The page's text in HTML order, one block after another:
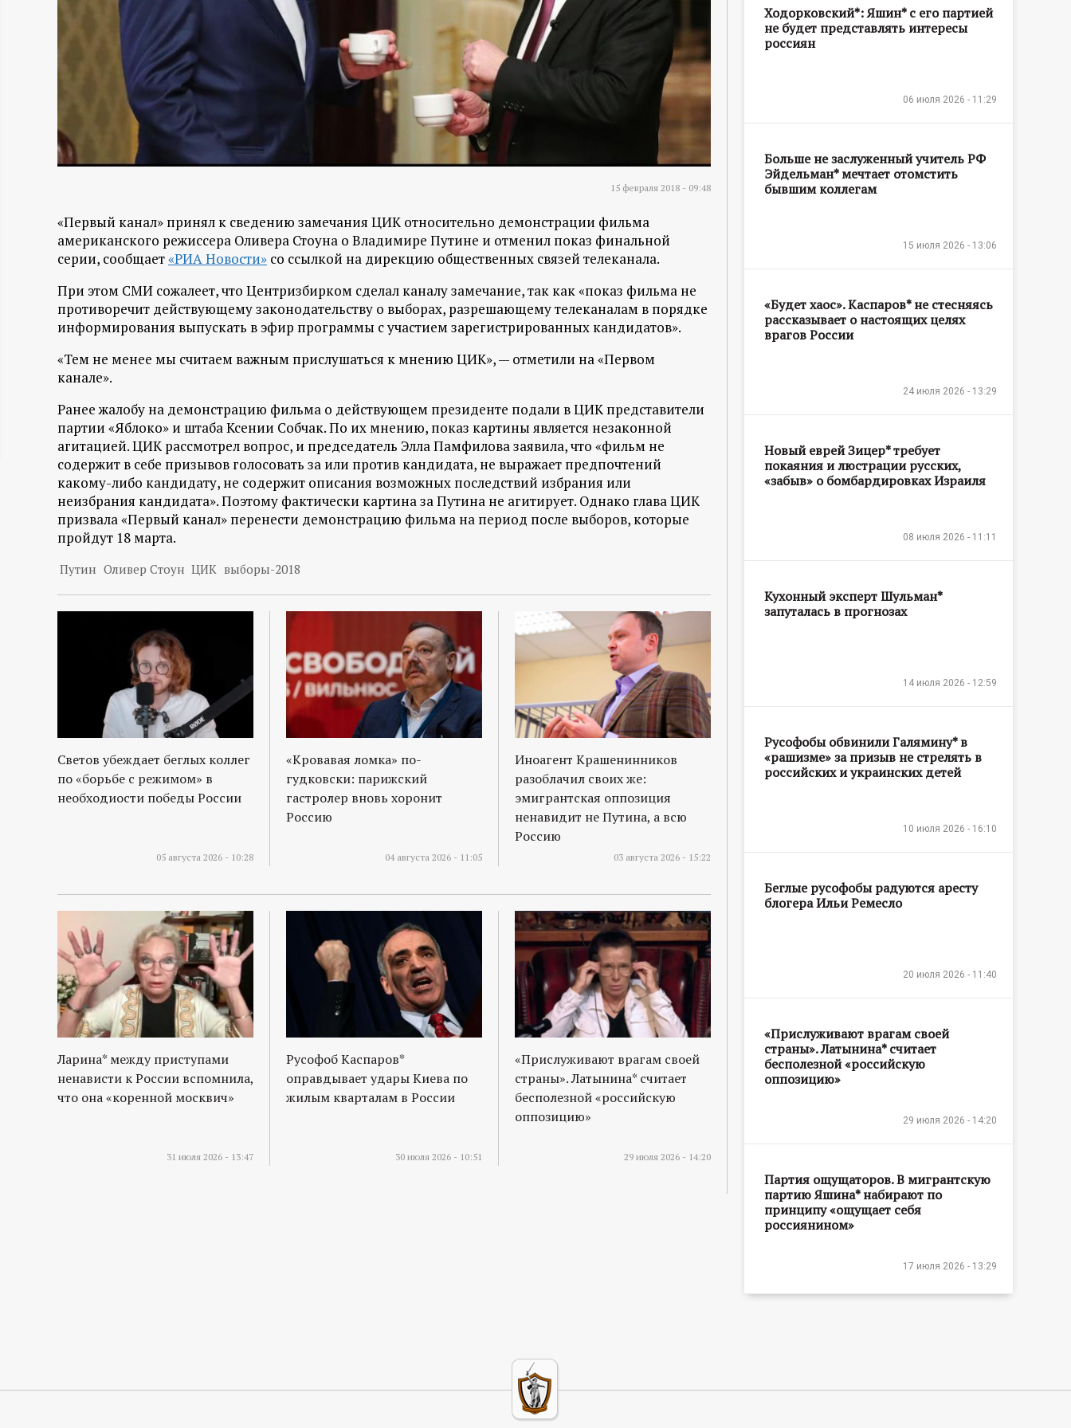
Н
-
н
о
р
м
а
ц
и
о
н
н
ы
й
т
а
15 февраля 2018 - 09:48
«Первый канал» принял к сведению замечания ЦИК относительно демонстрации фильма
американского режиссера Оливера Стоуна о Владимире Путине и отменил показ финальной
серии, сообщает«РИА Новости» со ссылкой на дирекцию общественных связей телеканала.
При этом СМИ сожалеет, что Центризбирком сделал каналу замечание, так как «показ фильма не
противоречит действующему законодательству о выборах, разрешающему телеканалам в порядке
информирования выпускать в эфир программы с участием зарегистрированных кандидатов».
«Тем не менее мы считаем важным прислушаться к мнению ЦИК», — отметили на «Первом
канале».
Ранее жалобу на демонстрацию фильма о действующем президенте подали в ЦИК представители
партии «Яблоко» и штаба Ксении Собчак. По их мнению, показ картины является незаконной
агитацией. ЦИК рассмотрел вопрос, и председатель Элла Памфилова заявила, что «фильм не
содержит в себе призывов голосовать за или против кандидата, не выражает предпочтений
какому-либо кандидату, не содержит описания возможных последствий избрания или
неизбрания кандидата». Поэтому фактически картина за Путина не агитирует. Однако глава ЦИК
призвала «Первый канал» перенести демонстрацию фильма на период после выборов, которые
пройдут 18 марта.
Путин Оливер Стоун ЦИК выборы-2018
Светов убеждает беглых коллег
по «борьбе с режимом» в
необходиости победы России
05 августа 2026 - 10:28
«Кровавая ломка» по-
гудковски: парижский
гастролер вновь хоронит
Россию
04 августа 2026 - 11:05
Иноагент Крашенинников
разоблачил своих же:
эмигрантская оппозиция
ненавидит не Путина, а всю
Россию
03 августа 2026 - 15:22
Ларина* между приступами
ненависти к России вспомнила,
что она «коренной москвич»
31 июля 2026 - 13:47
Русофоб Каспаров*
оправдывает удары Киева по
жилым кварталам в России
30 июля 2026 - 10:51
«Прислуживают врагам своей
страны». Латынина* считает
бесполезной «российскую
оппозицию»
29 июля 2026 - 14:20
Ходорковский*: Яшин* с его партией
не будет представлять интересы
россиян
06 июля 2026 - 11:29
Больше не заслуженный учитель РФ
Эйдельман* мечтает отомстить
бывшим коллегам
15 июля 2026 - 13:06
«Будет хаос». Каспаров* не стесняясь
рассказывает о настоящих целях
врагов России
24 июля 2026 - 13:29
Новый еврей Зицер* требует
покаяния и люстрации русских,
«забыв» о бомбардировках Израиля
08 июля 2026 - 11:11
Кухонный эксперт Шульман*
запуталась в прогнозах
14 июля 2026 - 12:59
Русофобы обвинили Галямину* в
«рашизме» за призыв не стрелять в
российских и украинских детей
10 июля 2026 - 16:10
Беглые русофобы радуются аресту
блогера Ильи Ремесло
20 июля 2026 - 11:40
«Прислуживают врагам своей
страны». Латынина* считает
бесполезной «российскую
оппозицию»
29 июля 2026 - 14:20
Партия ощущаторов. В мигрантскую
партию Яшина* набирают по
принципу «ощущает себя
россиянином»
17 июля 2026 - 13:29